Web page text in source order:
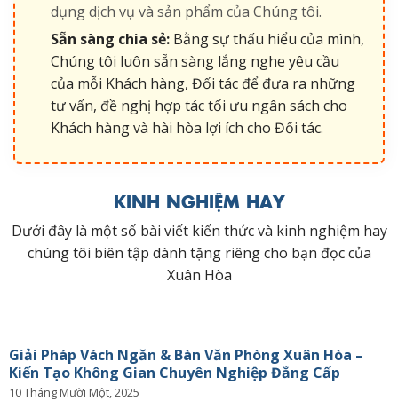
dụng dịch vụ và sản phẩm của Chúng tôi.
Sẵn sàng chia sẻ: Bằng sự thấu hiểu của mình,
Chúng tôi luôn sẵn sàng lắng nghe yêu cầu
của mỗi Khách hàng, Đối tác để đưa ra những
tư vấn, đề nghị hợp tác tối ưu ngân sách cho
Khách hàng và hài hòa lợi ích cho Đối tác.
KINH NGHIỆM HAY
Dưới đây là một số bài viết kiến thức và kinh nghiệm hay
chúng tôi biên tập dành tặng riêng cho bạn đọc của
Xuân Hòa
Giải Pháp Vách Ngăn & Bàn Văn Phòng Xuân Hòa –
Kiến Tạo Không Gian Chuyên Nghiệp Đẳng Cấp
10 Tháng Mười Một, 2025